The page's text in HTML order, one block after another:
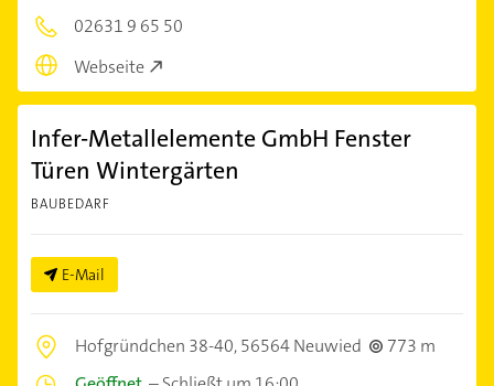
02631 9 65 50
Webseite
Infer-Metallelemente GmbH Fenster
Türen Wintergärten
BAUBEDARF
E-Mail
Hofgründchen 38-40,56564 Neuwied
773 m